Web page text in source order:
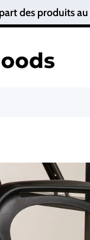
des produits